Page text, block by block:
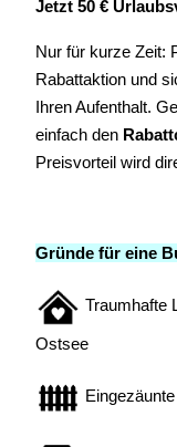
Jetzt 50 €
Nur für kurze Zeit:
Rabattaktion und
Ihren Aufenthalt.
einfach den
Preisvorteil wird
Gründe für eine
Traumhafte
Ostsee